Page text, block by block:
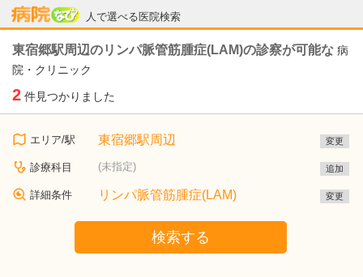
人で選べる医院検索
病院なび
東宿郷駅周辺のリンパ脈管筋腫症(LAM)の診察が可能な 病
院・クリニック
2 件見つかりました
エリア/駅 東宿郷駅周辺 変更
診療科目 (未指定) 追加
詳細条件 リンパ脈管筋腫症(LAM) 変更
検索する